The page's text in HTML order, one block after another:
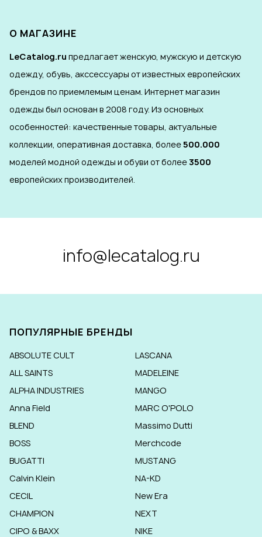
О МАГАЗИНЕ
LeCatalog.ru предлагает женскую, мужскую и детскую
одежду, обувь, акссессуары от известных европейских
брендов по приемлемым ценам. Интернет магазин
одежды был основан в 2008 году. Из основных
особенностей: качественные товары, актуальные
коллекции, оперативная доставка, более500.000
моделей модной одежды и обуви от более3500
европейских производителей.
info@lecatalog.ru
ПОПУЛЯРНЫЕ БРЕНДЫ
ABSOLUTE CULT
ALL SAINTS
ALPHA INDUSTRIES
Anna Field
BLEND
BOSS
BUGATTI
Calvin Klein
CECIL
CHAMPION
CIPO & BAXX
LASCANA
MADELEINE
MANGO
MARC O'POLO
Massimo Dutti
Merchcode
MUSTANG
NA-KD
New Era
NEXT
NIKE